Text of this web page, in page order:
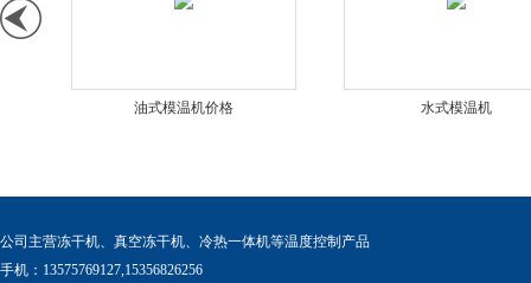
油式模温机价格 水式模温机
公司主营冻干机、真空冻干机、冷热一体机等温度控制产品
手机：13575769127,15356826256